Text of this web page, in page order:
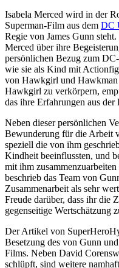
Isabela Merced wird in der
Superman-Film aus dem DC
Regie von James Gunn
Merced über ihre
persönlichen Bezug zum
wie sie als Kind mit
von Hawkgirl und
Hawkgirl zu verkörpern,
das ihre Erfahrungen aus
Neben dieser persönlichen
Bewunderung für die Arbeit
speziell die von ihm
Kindheit beeinflussten, und
mit ihm
beschrieb das Team von
Zusammenarbeit als sehr
Freude darüber, dass ihr die
gegenseitige Wertschätzung
Der Artikel von
Besetzung des von Gunn
Films. Neben David
schlüpft, sind weitere